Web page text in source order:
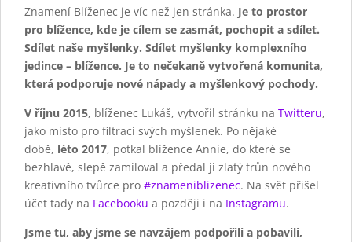
Znamení Blíženec je víc než jen stránka. Je to prostor
pro blížence, kde je cílem se zasmát, pochopit a sdílet.
Sdílet naše myšlenky. Sdílet myšlenky komplexního
jedince – blížence. Je to nečekaně vytvořená komunita,
která podporuje nové nápady a myšlenkový pochody.
V říjnu 2015, blíženec Lukáš, vytvořil stránku na Twitteru,
jako místo pro filtraci svých myšlenek. Po nějaké
době, léto 2017, potkal blížence Annie, do které se
bezhlavě, slepě zamiloval a předal ji zlatý trůn nového
kreativního tvůrce pro #znameniblizenec. Na svět přišel
účet tady na Facebooku a později i na Instagramu.
Jsme tu, aby jsme se navzájem podpořili a pobavili,